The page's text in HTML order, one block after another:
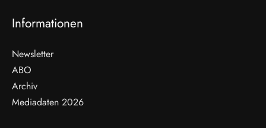
Informationen
Newsletter
ABO
Archiv
Mediadaten 2026